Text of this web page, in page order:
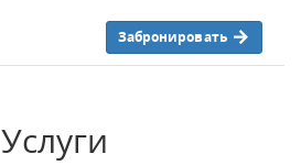
Забронировать
Услуги